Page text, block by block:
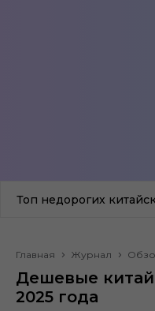
Топ недорогих
Главная Журнал
Дешевые
2025 года